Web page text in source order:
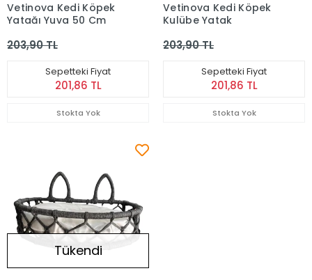
Vetinova Kedi Köpek
Yatağı Yuva 50 Cm
203,90 TL
Sepetteki Fiyat
201,86 TL
Stokta Yok
Vetinova Kedi Köpek
Kulübe Yatak
203,90 TL
Sepetteki Fiyat
201,86 TL
Stokta Yok
Tükendi